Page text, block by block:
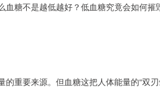
糖不是越低越好？低血糖究竟会如何摧
重要来源。但血糖这把人体能量的“双